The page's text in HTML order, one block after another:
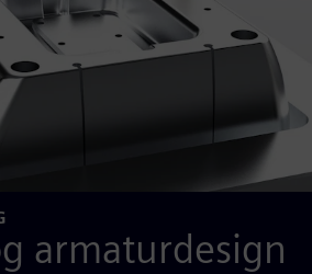
armaturdesign